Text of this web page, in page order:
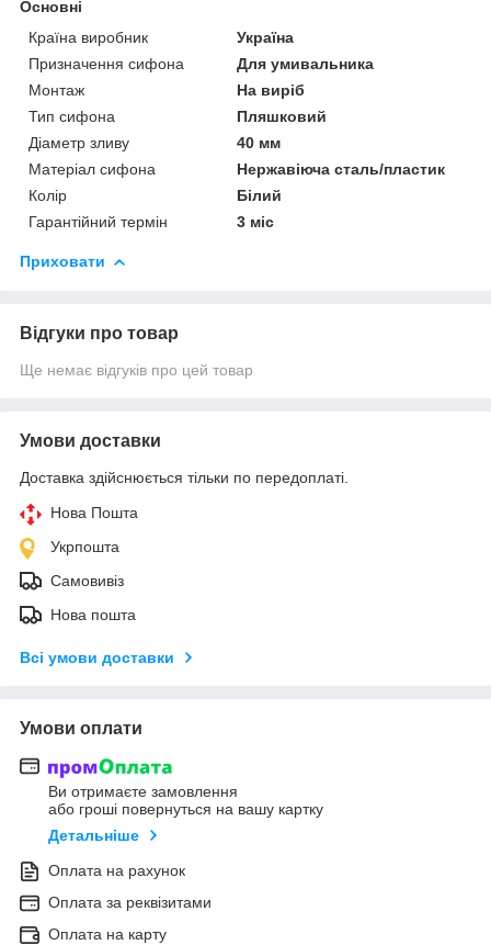
Основні
Країна виробник
Україна
Призначення сифона
Для умивальника
Монтаж
На виріб
Тип сифона
Пляшковий
Діаметр зливу
40 мм
Матеріал сифона
Нержавіюча сталь/пластик
Колір
Білий
Гарантійний термін
3 міс
Приховати
Відгуки про товар
Ще немає відгуків про цей товар
Умови доставки
Доставка здійснюється тільки по передоплаті.
Нова Пошта
Укрпошта
Самовивіз
Нова пошта
Всі умови доставки
Умови оплати
Ви отримаєте замовлення
або гроші повернуться на вашу картку
Детальніше
Оплата на рахунок
Оплата за реквізитами
Оплата на карту